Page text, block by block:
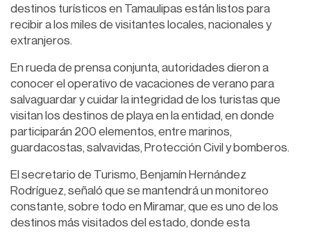
destinos turísticos en Tamaulipas están listos para
recibir a los miles de visitantes locales, nacionales y
extranjeros.
En rueda de prensa conjunta, autoridades dieron a
conocer el operativo de vacaciones de verano para
salvaguardar y cuidar la integridad de los turistas que
visitan los destinos de playa en la entidad, en donde
participarán 200 elementos, entre marinos,
guardacostas, salvavidas, Protección Civil y bomberos.
El secretario de Turismo, Benjamín Hernández
Rodríguez, señaló que se mantendrá un monitoreo
constante, sobre todo en Miramar, que es uno de los
destinos más visitados del estado, donde esta